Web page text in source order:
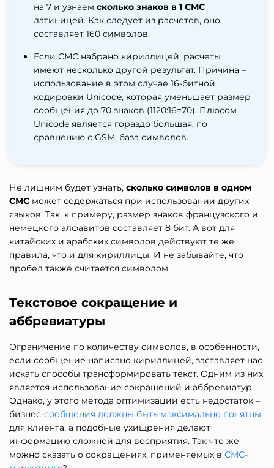
на 7 и узнаем сколько знаков в 1 СМС
латиницей. Как следует из расчетов, оно
составляет 160 символов.
Если СМС набрано кириллицей, расчеты
имеют несколько другой результат. Причина –
использование в этом случае 16-битной
кодировки Unicode, которая уменьшает размер
сообщения до 70 знаков (1120:16=70). Плюсом
Unicode является гораздо большая, по
сравнению с GSM, база символов.
Не лишним будет узнать, сколько символов в одном
СМС может содержаться при использовании других
языков. Так, к примеру, размер знаков французского и
немецкого алфавитов составляет 8 бит. А вот для
китайских и арабских символов действуют те же
правила, что и для кириллицы. И не забывайте, что
пробел также считается символом.
Текстовое сокращение и
аббревиатуры
Ограничение по количеству символов, в особенности,
если сообщение написано кириллицей, заставляет нас
искать способы трансформировать текст. Одним из них
является использование сокращений и аббревиатур.
Однако, у этого метода оптимизации есть недостаток –
бизнес-сообщения должны быть максимально понятны
для клиента, а подобные ухищрения делают
информацию сложной для восприятия. Так что же
можно сказать о сокращениях, применяемых в СМС-